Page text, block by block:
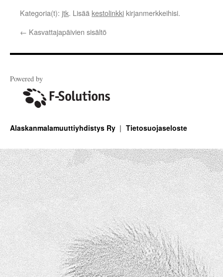
Kategoria(t): jtk. Lisää kestolinkki kirjanmerkkeihisi.
← Kasvattajapäivien sisältö
Powered by
Alaskanmalamuuttiyhdistys Ry Tietosuojaseloste